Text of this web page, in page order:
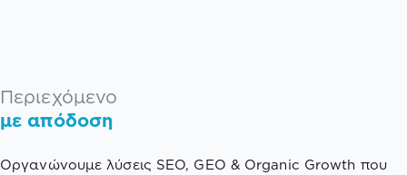
Περιεχόμενο
με απόδοση
Οργανώνουμε λύσεις SEO, GEO & Organic Growth που